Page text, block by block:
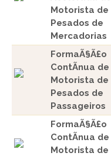
Motorista de
Pesados de
Mercadorias
FormaÃ§Ã£o
ContÃ­nua de
Motorista de
Pesados de
Passageiros
FormaÃ§Ã£o
ContÃ­nua de
Motorista de